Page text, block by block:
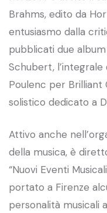
Brahms, edito da
entusiasmo dalla
pubblicati due
Schubert,
Poulenc per Brilliant
solistico dedicato a
Attivo anche
della musica, è
“Nuovi Eventi
portato a Firenze
personalità musicali